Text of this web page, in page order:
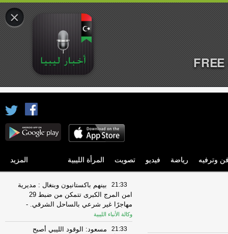
وترفيه رياضة فيديو تصويت المرأة الليبية المزيد
21:33
بينهم باكستانيون وبنغال : مديرية
امن المرج الكبرى تتمكن من ضبط 29
مهاجرًا غير شرعي بالساحل الشرقي. -
وكالة الأنباء الليبية
21:33
مسعود: الوقود الليبي أصبح
×